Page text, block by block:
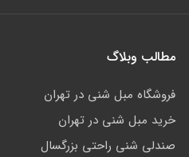
مطالب وبلاگ
فروشگاه مبل شنی در تهران
خرید مبل شنی در تهران
صندلی شنی راحتی بزرگسال